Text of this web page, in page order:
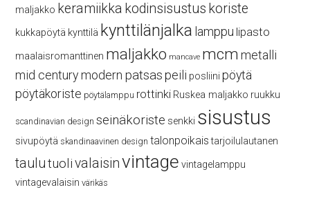
maljakko keramiikka kodinsisustus koriste
kukkapöytä kynttilä kynttilänjalka lamppu lipasto
maalaisromanttinen maljakko mancave mcm metalli
mid century modern patsaspeili posliini pöytä
pöytäkoriste pöytälamppu rottinki Ruskea maljakko ruukku
scandinavian design seinäkoriste senkki sisustus
sivupöytä skandinaavinen design talonpoikais tarjoilulautanen
taulutuolivalaisinvintage vintagelamppu
vintagevalaisin värikäs